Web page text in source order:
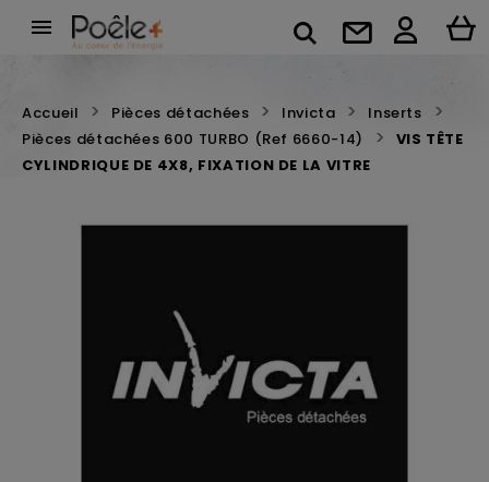

Accueil Pièces détachées Invicta
Inserts
Pièces détachées 600 TURBO (Ref 6660-14)
VIS TÊTE
CYLINDRIQUE DE 4X8, FIXATION DE LA VITRE